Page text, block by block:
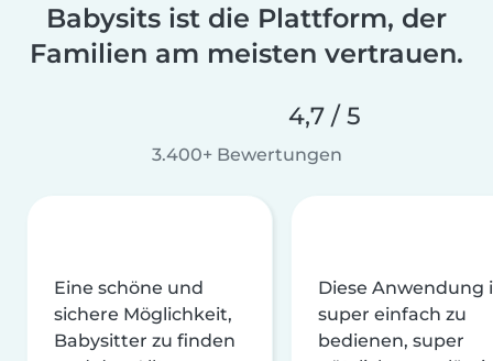
Babysits ist die Plattform, der
Familien am meisten vertrauen.
4,7 / 5
3.400+ Bewertungen
Eine schöne und
sichere Möglichkeit,
Babysitter zu finden
Diese Anwendung
super einfach zu
bedienen, super